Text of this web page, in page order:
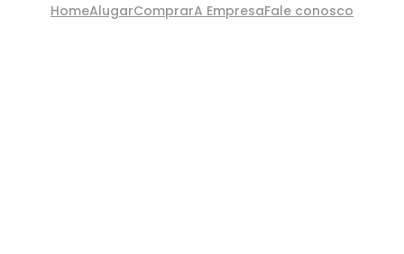
HomeAlugarComprarA EmpresaFale conosco